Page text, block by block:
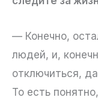
— Конечно,
людей, и,
отключиться,
То есть